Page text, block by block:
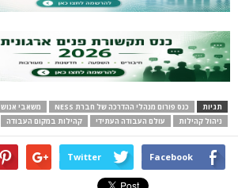
תגיות כנס פורום מנהלי ההדרכה של חברת NESS
משאבי אנוש NESS
ניהול קהילות
עולם העבודה העתידי קהילות במקום העבודה
Facebook
Twitter